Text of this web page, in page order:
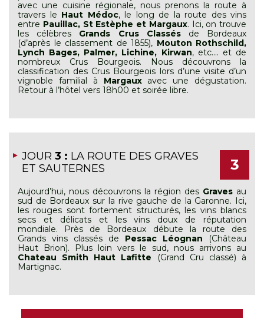
avec une cuisine régionale, nous prenons la route à
travers le Haut Médoc, le long de la route des vins
entre Pauillac, St Estèphe et Margaux. Ici, on trouve
les célèbres Grands Crus Classésde Bordeaux
(d’après le classement de 1855), Mouton Rothschild,
Lynch Bages, Palmer, Lichine, Kirwan, etc.… et de
nombreux Crus Bourgeois. Nous découvrons la
classification des Crus Bourgeois lors d’une visite d’un
vignoble familial à Margaux avec une dégustation.
Retour à l’hôtel vers 18h00 et soirée libre.
3
JOUR 3 : LA ROUTE DES GRAVES
ET SAUTERNES
Aujourd’hui, nous découvrons la région des Graves au
sud de Bordeaux sur la rive gauche de la Garonne. Ici,
les rouges sont fortement structurés, les vins blancs
secs et délicats et les vins doux de réputation
mondiale. Près de Bordeaux débute la route des
Grands vins classés de Pessac Léognan (Château
Haut Brion). Plus loin vers le sud, nous arrivons au
Chateau Smith Haut Lafitte (Grand Cru classé) à
Martignac.